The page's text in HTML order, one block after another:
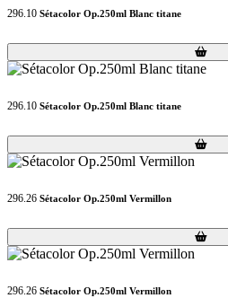
296.10 Sétacolor Op.250ml Blanc titane
Loading...
Loading...
296.10 Sétacolor Op.250ml Blanc titane
Loading...
Loading...
296.26 Sétacolor Op.250ml Vermillon
Loading...
Loading...
296.26 Sétacolor Op.250ml Vermillon